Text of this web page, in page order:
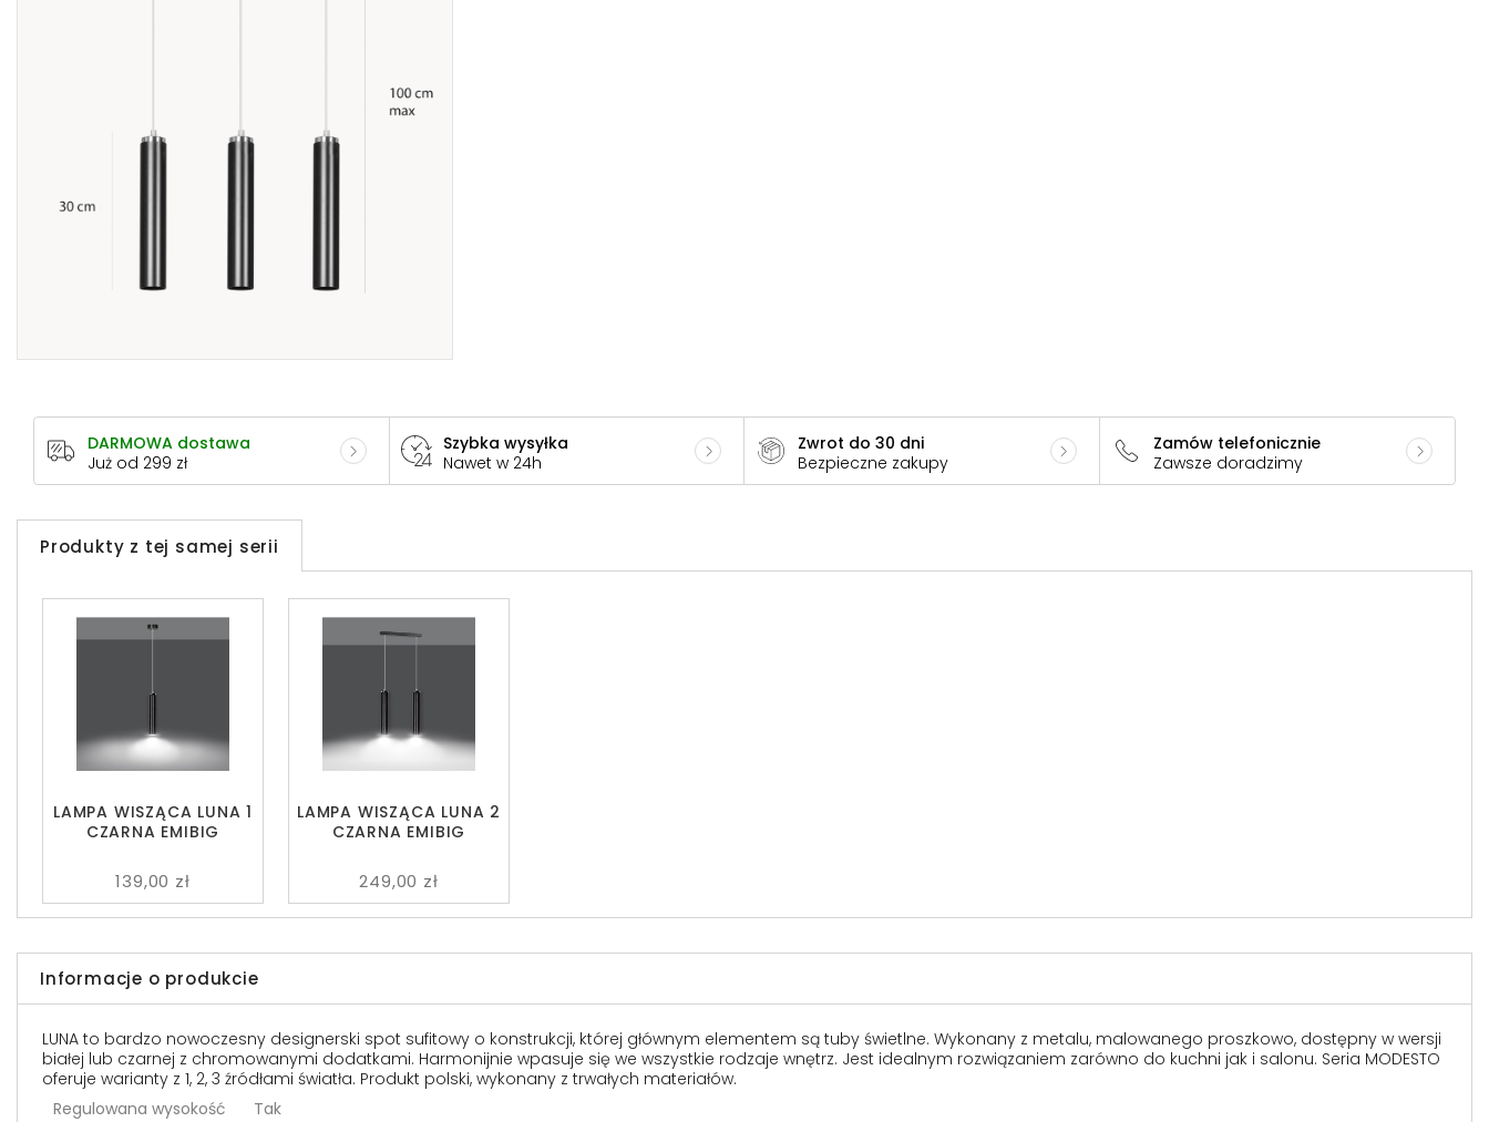
DARMOWA dostawa
Już od 299 zł
Szybka wysyłka
Nawet w 24h
Zwrot do 30 dni
Bezpieczne zakupy
Zamów telefonicznie
Zawsze doradzimy
Produkty z tej samej serii
LAMPA WISZĄCA LUNA 1
CZARNA EMIBIG
139,00 zł
LAMPA WISZĄCA LUNA 2
CZARNA EMIBIG
249,00 zł
Informacje o produkcie
LUNA to bardzo nowoczesny designerski spot sufitowy o konstrukcji, której głównym elementem są tuby świetlne. Wykonany z metalu, malowanego proszkowo, dostępny w wersji
białej lub czarnej z chromowanymi dodatkami. Harmonijnie wpasuje się we wszystkie rodzaje wnętrz. Jest idealnym rozwiązaniem zarówno do kuchni jak i salonu. Seria MODESTO
oferuje warianty z 1, 2, 3 źródłami światła. Produkt polski, wykonany z trwałych materiałów.
Regulowana wysokość
Tak